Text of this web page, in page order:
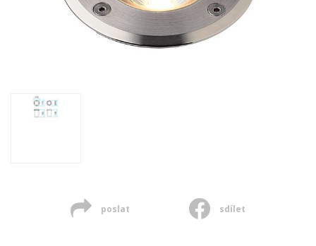
poslat sdílet